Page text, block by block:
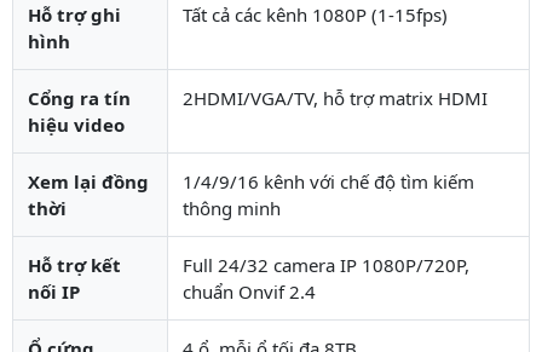
Hỗ trợ ghi
hình
Tất cả các kênh 1080P (1-15fps)
Cổng ra tín
hiệu video
2HDMI/VGA/TV, hỗ trợ matrix HDMI
Xem lại đồng
thời
1/4/9/16 kênh với chế độ tìm kiếm
thông minh
Hỗ trợ kết
nối IP
Full 24/32 camera IP 1080P/720P,
chuẩn Onvif 2.4